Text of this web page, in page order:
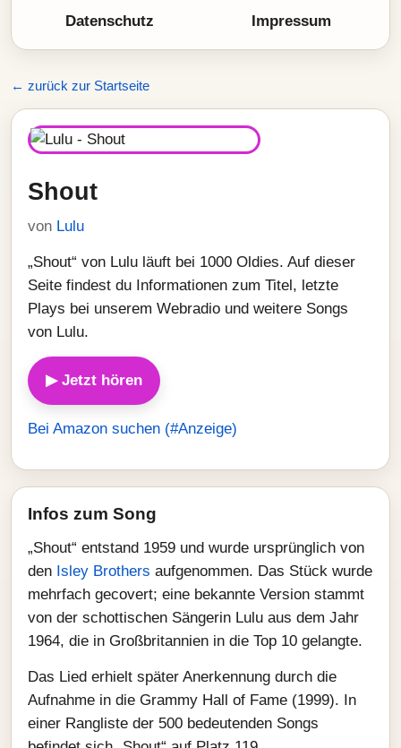
Datenschutz Impressum
← zurück zur Startseite
Shout
von Lulu
„Shout“ von Lulu läuft bei 1000 Oldies. Auf dieser
Seite findest du Informationen zum Titel, letzte
Plays bei unserem Webradio und weitere Songs
von Lulu.
▶ Jetzt hören
Bei Amazon suchen (#Anzeige)
Infos zum Song
„Shout“ entstand 1959 und wurde ursprünglich von
den Isley Brothers aufgenommen. Das Stück wurde
mehrfach gecovert; eine bekannte Version stammt
von der schottischen Sängerin Lulu aus dem Jahr
1964, die in Großbritannien in die Top 10 gelangte.
Das Lied erhielt später Anerkennung durch die
Aufnahme in die Grammy Hall of Fame (1999). In
einer Rangliste der 500 bedeutenden Songs